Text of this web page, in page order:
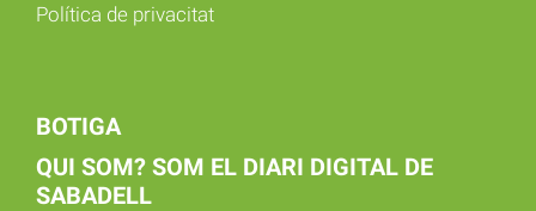
Política de privacitat
BOTIGA
QUI SOM? SOM EL DIARI DIGITAL DE
SABADELL